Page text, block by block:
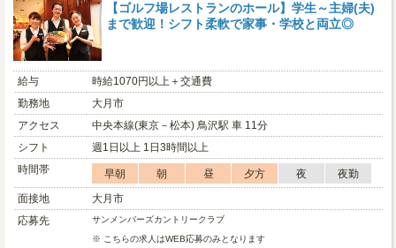
【ゴルフ場レストランのホール】学生～主婦(夫)
まで歓迎！シフト柔軟で家事・学校と両立◎
給与
時給1070円以上＋交通費
勤務地
大月市
アクセス
中央本線(東京－松本) 鳥沢駅 車 11分
シフト
週1日以上 1日3時間以上
時間帯
早朝 朝 昼 夕方 夜
夜勤
面接地
大月市
応募先
サンメンバーズカントリークラブ
※ こちらの求人はWEB応募のみとなります